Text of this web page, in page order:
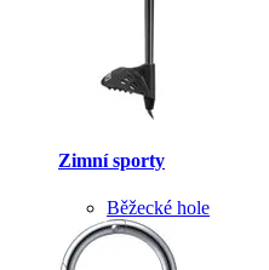
Zimní sporty
Běžecké hole